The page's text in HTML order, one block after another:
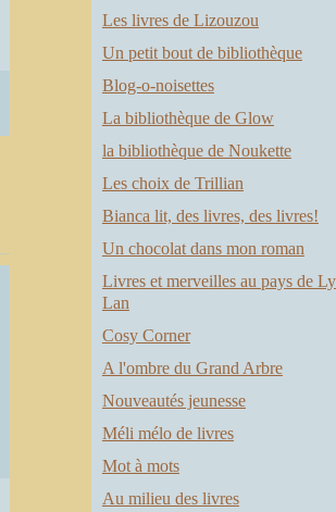
Les livres de Lizouzou
Un petit bout de bibliothèque
Blog-o-noisettes
La bibliothèque de Glow
la bibliothèque de Noukette
Les choix de Trillian
Bianca lit, des livres, des livres!
Un chocolat dans mon roman
Livres et merveilles au pays de Ly
Lan
Cosy Corner
A l'ombre du Grand Arbre
Nouveautés jeunesse
Méli mélo de livres
Mot à mots
Au milieu des livres